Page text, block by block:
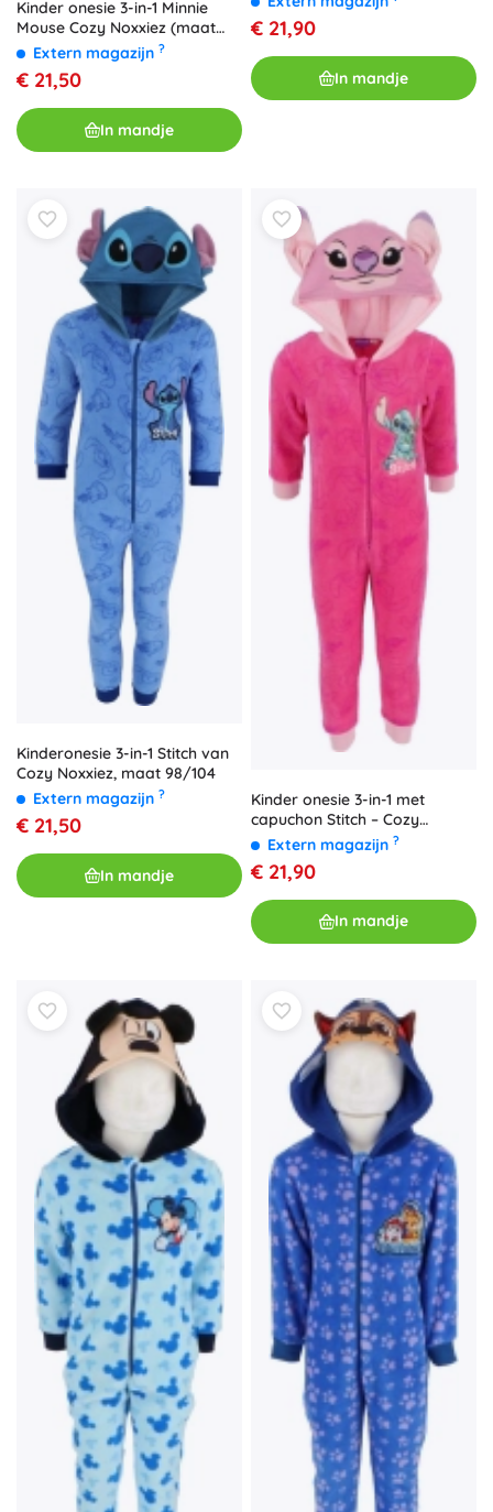
Kinder onesie 3-in-1 Minnie
Mouse Cozy Noxxiez (maat
98/104)
Extern magazijn ?
€ 21,50
In mandje
€ 21,90
In mandje
Kinderonesie 3-in-1 Stitch van
Cozy Noxxiez, maat 98/104
Extern magazijn ?
€ 21,50
In mandje
Kinder onesie 3-in-1 met
capuchon Stitch – Cozy
Noxxiez
Extern magazijn ?
€ 21,90
In mandje